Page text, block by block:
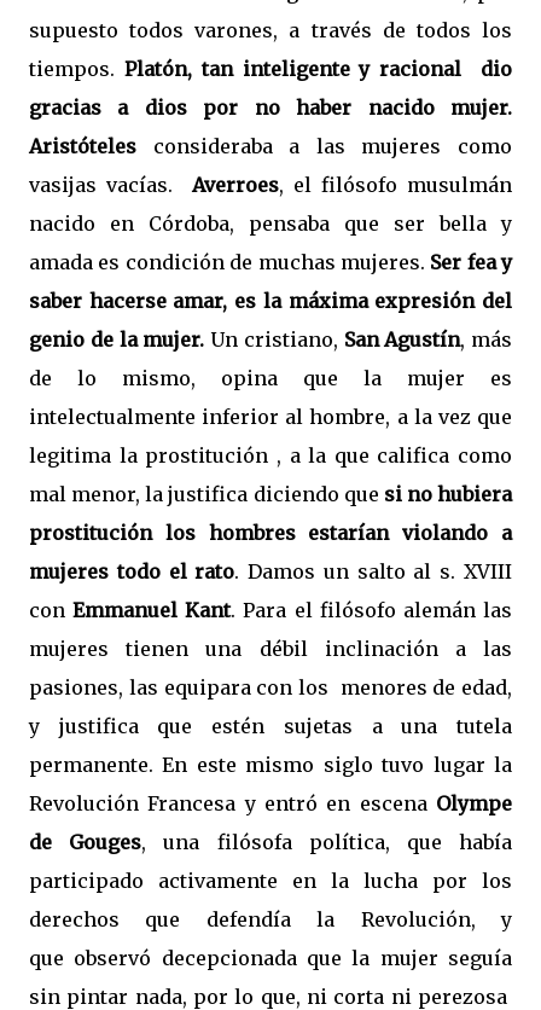
supuesto todos varones, a través de todos los
tiempos. Platón, tan inteligente y racional
dio
gracias a dios por no haber nacido mujer.
Aristóteles consideraba a las mujeres como
vasijas vacías.
Averroes, el filósofo musulmán
nacido en Córdoba, pensaba que ser bella y
amada es condición de muchas mujeres. Ser fea y
saber hacerse amar, es la máxima expresión del
genio de la mujer. Un cristiano, San Agustín, más
de lo mismo, opina que la mujer es
intelectualmente inferior al hombre, a la vez que
legitima la prostitución , a la que califica como
mal menor, la justifica diciendo que si no hubiera
prostitución los hombres estarían violando a
mujeres todo el rato. Damos un salto al s. XVIII
conEmmanuel Kant. Para el filósofo alemán las
mujeres tienen una débil inclinación a las
pasiones, las equipara con los menores de edad,
y justifica que estén sujetas a una tutela
permanente. En este mismo siglo tuvo lugar la
Revolución Francesa y entró en escena Olympe
de Gouges, una filósofa política, que había
participado activamente en la lucha por los
derechos que defendía la Revolución, y
que observó decepcionada que la mujer seguía
sin pintar nada, por lo que, ni corta ni perezosa